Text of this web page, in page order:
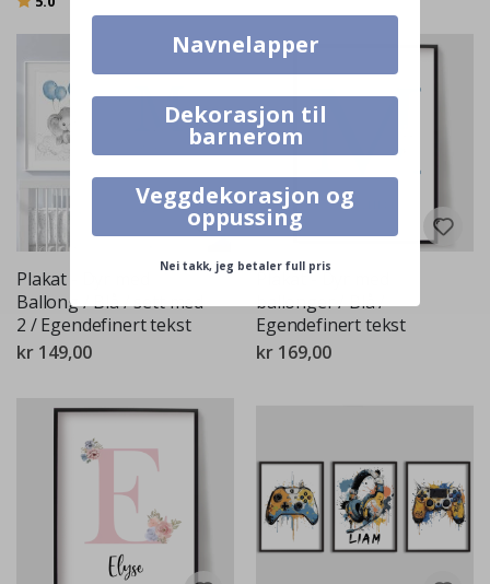
Plakat - Dyr med
Ballong / Blå / sett med
2 / Egendefinert tekst
kr 149,00
Plakat - Dyr med
ballonger / Blå /
Egendefinert tekst
kr 169,00
Navnelapper
Dekorasjon til
barnerom
Veggdekorasjon og
oppussing
Nei takk, jeg betaler full pris